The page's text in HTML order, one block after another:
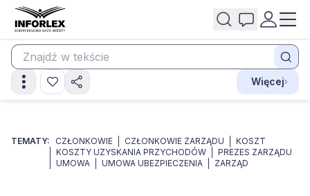
Więcej
TEMATY: CZŁONKOWIE CZŁONKOWIE ZARZĄDU
KOSZT
KOSZTY UZYSKANIA PRZYCHODÓW
PREZES ZARZĄDU
UMOWA
UMOWA UBEZPIECZENIA ZARZĄD